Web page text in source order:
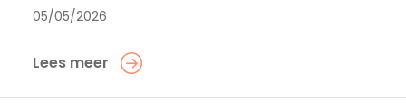
05/05/2026
Lees meer